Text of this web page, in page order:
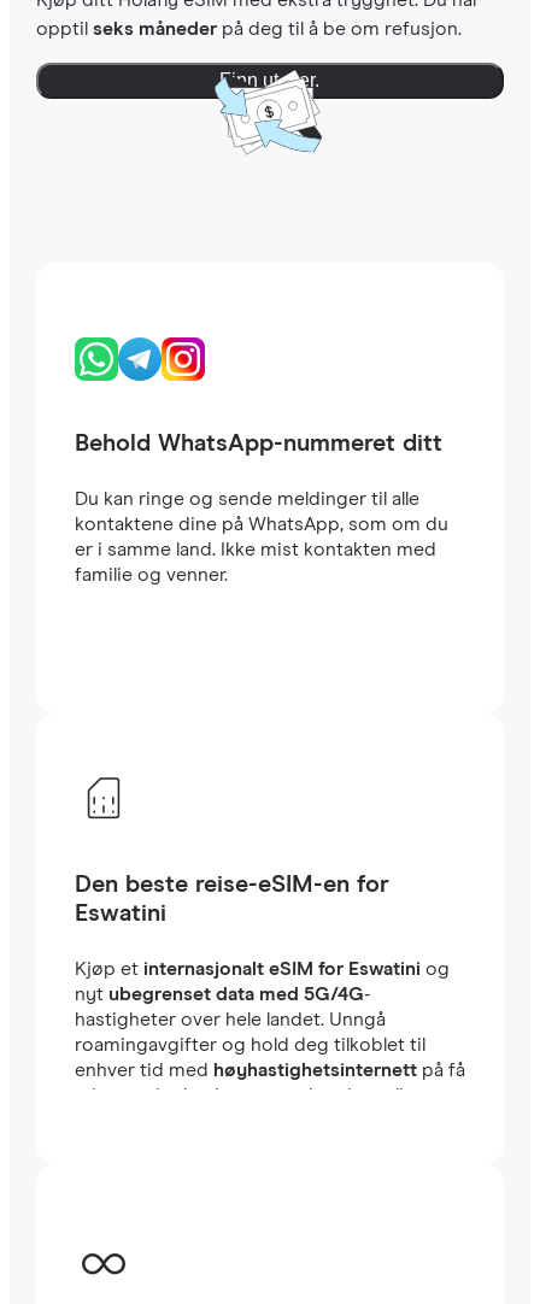
opptil seks månederpå deg til å be om refusjon.
Finn ut mer.
Behold WhatsApp-nummeret ditt
Du kan ringe og sende meldinger til alle
kontaktene dine på WhatsApp, som om du
er i samme land. Ikke mist kontakten med
familie og venner.
Den beste reise-eSIM-en for
Eswatini
Kjøp et internasjonalt eSIM for Eswatini og
nyt ubegrenset data med 5G/4G-
hastigheter over hele landet. Unngå
roamingavgifter og hold deg tilkoblet til
enhver tid med høyhastighetsinternettpå få
minutter i utlandet, enten du reiser eller